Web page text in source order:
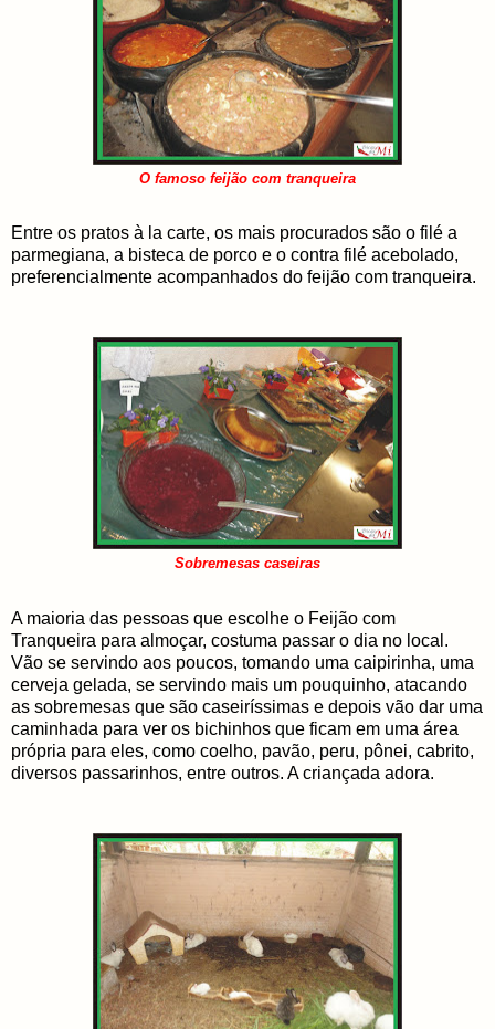
O famoso feijão com tranqueira
Entre os pratos à la carte, os mais procurados são o filé a
parmegiana, a bisteca de porco e o contra filé acebolado,
preferencialmente acompanhados do feijão com tranqueira.
Sobremesas caseiras
A maioria das pessoas que escolhe o Feijão com
Tranqueira para almoçar, costuma passar o dia no local.
Vão se servindo aos poucos, tomando uma caipirinha, uma
cerveja gelada, se servindo mais um pouquinho, atacando
as sobremesas que são caseiríssimas e depois vão dar uma
caminhada para ver os bichinhos que ficam em uma área
própria para eles, como coelho, pavão, peru, pônei, cabrito,
diversos passarinhos, entre outros. A criançada adora.